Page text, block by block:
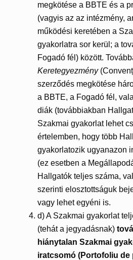
megkötése a BBTE és a
(vagyis az az intézmény,
működési keretében a
gyakorlatra sor kerül; a
Fogadó fél) között.
Keretegyezmény
szerződés megkötése
a BBTE, a Fogadó fél,
diák (továbbiakban
Szakmai gyakorlat lehet
értelemben, hogy több
gyakorlatozik ugyanazon
(ez esetben a
Hallgatók teljes száma,
szerinti elosztottságuk
vagy lehet egyéni is.
d) A Szakmai gyakorlat
(tehát a jegyadásnak)
hiánytalan Szakmai
iratcsomó (Portofoliu de